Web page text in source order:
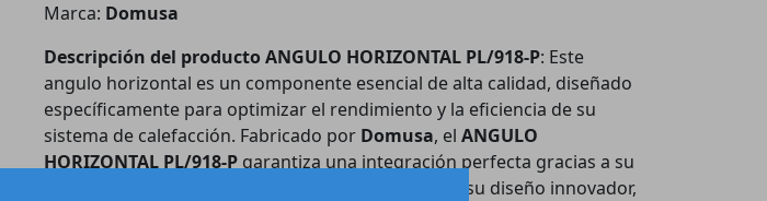
Marca: Domusa
Descripción del producto ANGULO HORIZONTAL PL/918-P: Este
angulo horizontal es un componente esencial de alta calidad, diseñado
específicamente para optimizar el rendimiento y la eficiencia de su
sistema de calefacción. Fabricado por Domusa, el ANGULO
HORIZONTAL PL/918-P garantiza una integración perfecta gracias a su
construcción robusta y materiales duraderos. Con su diseño innovador,